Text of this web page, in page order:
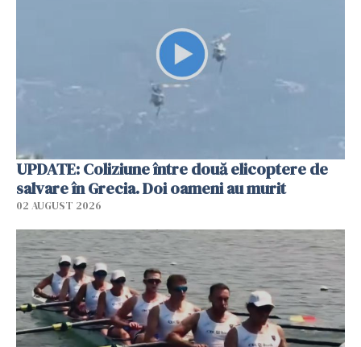
UPDATE: Coliziune între două elicoptere de
salvare în Grecia. Doi oameni au murit
02 AUGUST 2026